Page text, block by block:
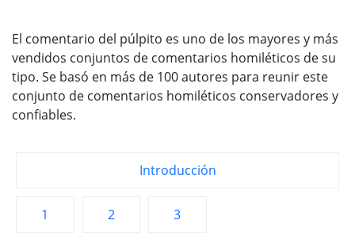
El comentario del púlpito es uno de los mayores y más
vendidos conjuntos de comentarios homiléticos de su
tipo. Se basó en más de 100 autores para reunir este
conjunto de comentarios homiléticos conservadores y
confiables.
Introducción
1 2 3